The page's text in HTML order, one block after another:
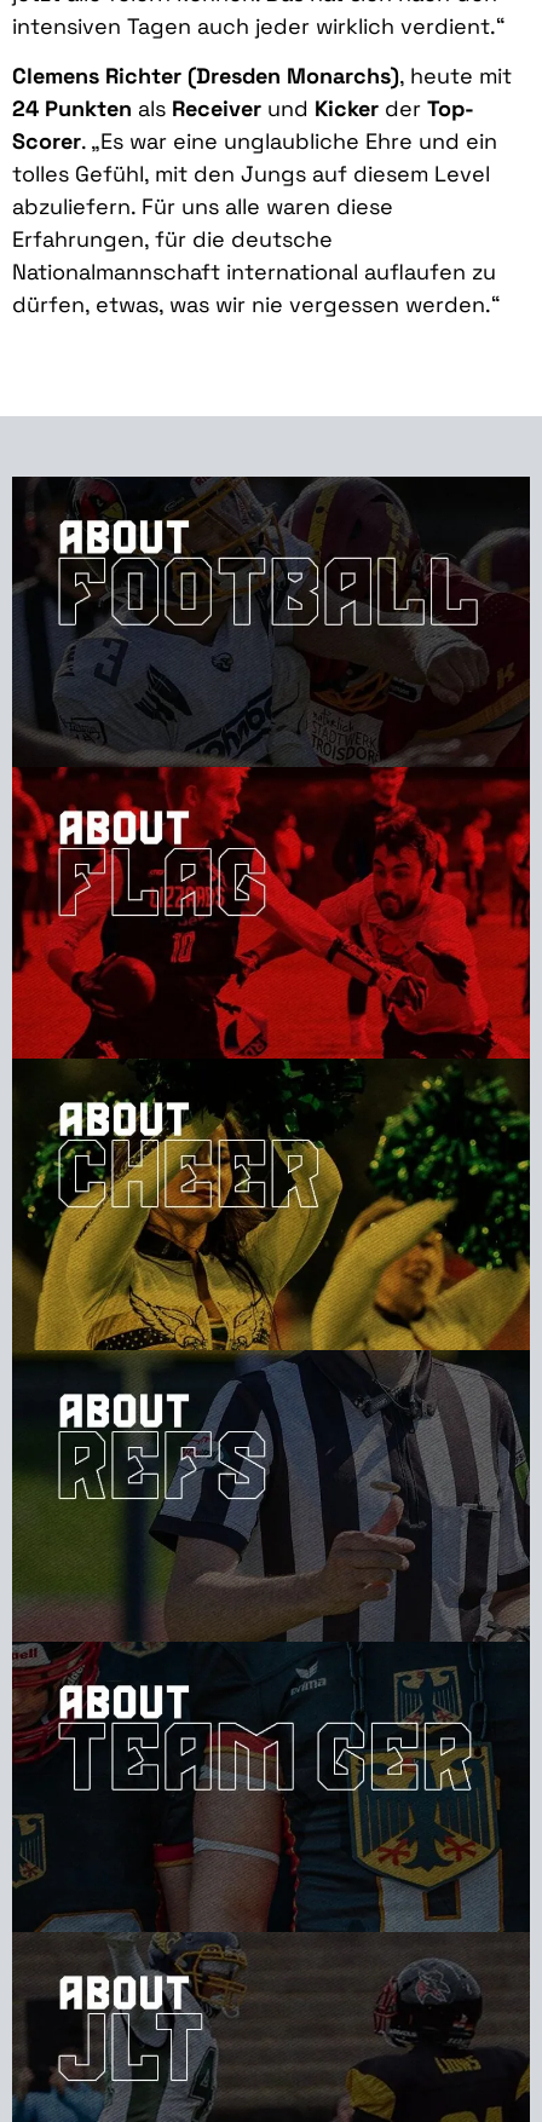
intensiven Tagen auch jeder wirklich verdient.“
Clemens Richter (Dresden Monarchs), heute mit
24 Punkten als Receiver und Kicker der Top-
Scorer. „Es war eine unglaubliche Ehre und ein
tolles Gefühl, mit den Jungs auf diesem Level
abzuliefern. Für uns alle waren diese
Erfahrungen, für die deutsche
Nationalmannschaft international auflaufen zu
dürfen, etwas, was wir nie vergessen werden.“